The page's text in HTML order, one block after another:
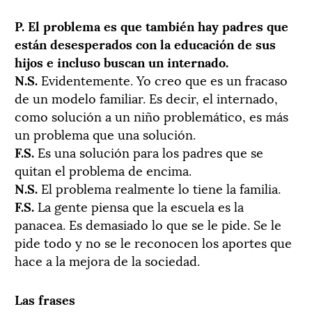
P. El problema es que también hay padres que
están desesperados con la educación de sus
hijos e incluso buscan un internado.
N.S. Evidentemente. Yo creo que es un fracaso
de un modelo familiar. Es decir, el internado,
como solución a un niño problemático, es más
un problema que una solución.
F.S. Es una solución para los padres que se
quitan el problema de encima.
N.S. El problema realmente lo tiene la familia.
F.S. La gente piensa que la escuela es la
panacea. Es demasiado lo que se le pide. Se le
pide todo y no se le reconocen los aportes que
hace a la mejora de la sociedad.
Las frases